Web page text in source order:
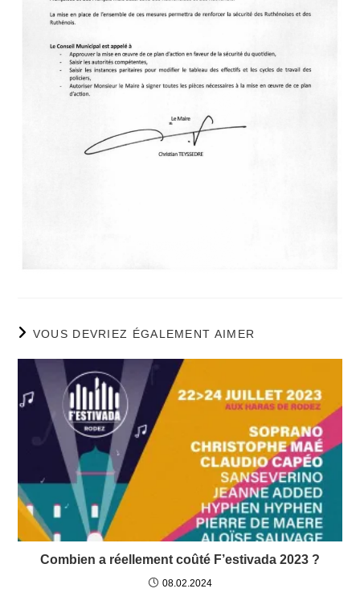
VOUS DEVRIEZ ÉGALEMENT AIMER
Combien a réellement coûté F’estivada 2023 ?
08.02.2024